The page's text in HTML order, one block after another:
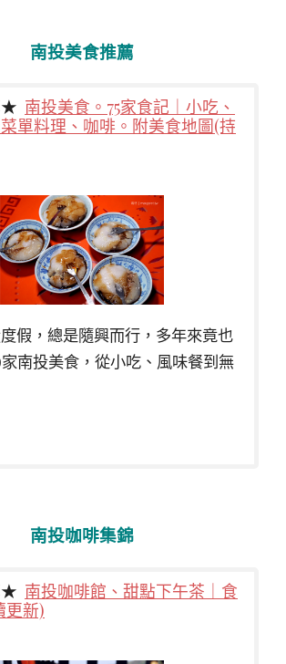
南投美食推薦
★ 南投美食。75家食記｜小吃、
單料理、咖啡。附美食地圖(持
假，總是隨興而行，多年來竟也
南投美食，從小吃、風味餐到無
南投咖啡集錦
★ 南投咖啡館、甜點下午茶｜食
更新)